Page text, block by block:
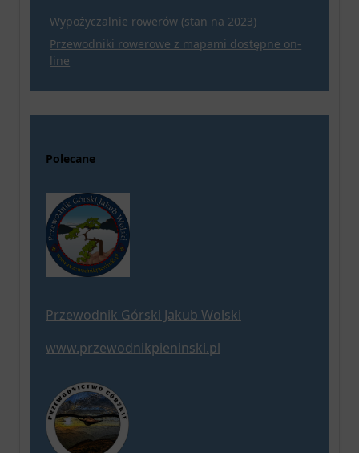
Wypożyczalnie rowerów (stan na 2023)
Przewodniki rowerowe z mapami dostępne on-
line
Polecane
Przewodnik Górski Jakub Wolski
www.przewodnikpieninski.pl